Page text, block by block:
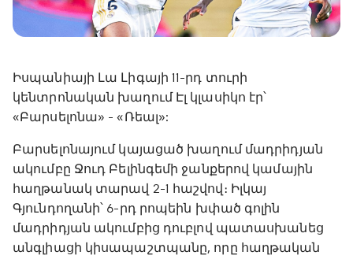
Իսպանիայի Լա Լիգայի 11-րդ տուրի
կենտրոնական խաղում Էլ կլասիկո էր՝
«Բարսելոնա» - «Ռեալ»:
Բարսելոնայում կայացած խաղում մադրիդյան
ակումբը Ջուդ Բելինգեմի ջանքերով կամային
հաղթանակ տարավ 2-1 հաշվով։ Իլկայ
Գյունդողանի՝ 6-րդ րոպեին խփած գոլին
մադրիդյան ակումբից դուբլով պատասխանեց
անգլիացի կիսապաշտպանը, որը հաղթական